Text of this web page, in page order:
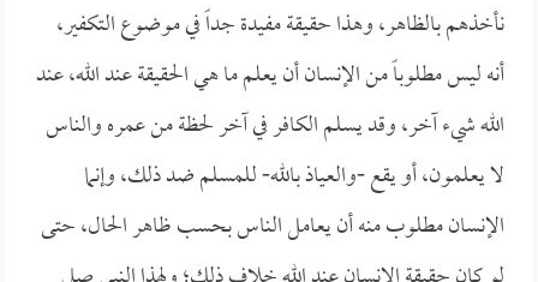
نأخذهم بالظاهر، وهذا حقيقة مفيدة جداً في موضوع التكفير،
أنه ليس مطلوباً من الإنسان أن يعلم ما هي الحقيقة عند الله، عند
الله شيء آخر، وقد يسلم الكافر في آخر لحظة من عمره والناس
لا يعلمون، أو يقع -والعياذ بالله- للمسلم ضد ذلك، وإنما
الإنسان مطلوب منه أن يعامل الناس بحسب ظاهر الحال، حتى